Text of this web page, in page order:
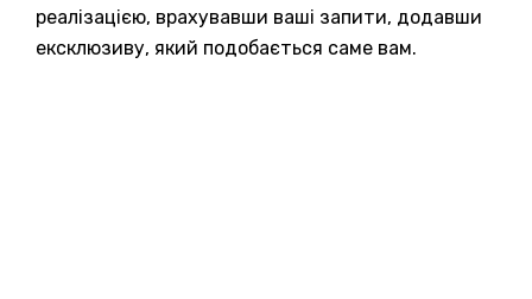
реалізацією, врахувавши ваші запити, додавши
ексклюзиву, який подобається саме вам.